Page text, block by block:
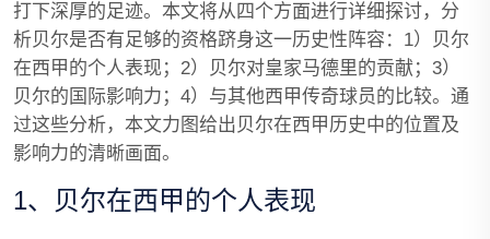
打下深厚的足迹。本文将从四个方面进行详细探讨，分
析贝尔是否有足够的资格跻身这一历史性阵容：1）贝尔
在西甲的个人表现；2）贝尔对皇家马德里的贡献；3）
贝尔的国际影响力；4）与其他西甲传奇球员的比较。通
过这些分析，本文力图给出贝尔在西甲历史中的位置及
影响力的清晰画面。
1、贝尔在西甲的个人表现